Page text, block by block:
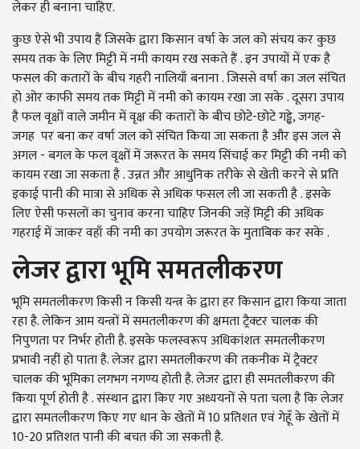
लेकर ही बनाना चाहिए.
कुछ ऐसे भी उपाय हैं जिसके द्वारा किसान वर्षा के जल को संचय कर कुछ
समय तक के लिए मिट्टी में नमी कायम रख सकते हैं . इन उपायों में एक है
फसल की कतारों के बीच गहरी नालियाँ बनाना . जिससे वर्षा का जल संचित
हो ओर काफी समय तक मिट्टी में नमी को कायम रखा जा सके . दूसरा उपाय
है फल वृक्षों वाले जमीन में वृक्ष की कतारों के बीच छोटे-छोटे गड्ढे,जगह-
जगह पर बना कर वर्षा जल को संचित किया जा सकता है और इस जल से
अगल - बगल के फल वृक्षों में जरूरत के समय सिंचाई कर मिट्टी की नमी को
कायम रखा जा सकता है . उन्नत और आधुनिक तरीके से खेती करने से प्रति
इकाई पानी की मात्रा से अधिक से अधिक फसल ली जा सकती है . इसके
लिए ऐसी फसलों का चुनाव करना चाहिए जिनकी जड़ें मिट्टी की अधिक
गहराई में जाकर वहाँ की नमी का उपयोग जरूरत के मुताबिक कर सके .
लेजर द्वारा भूमि समतलीकरण
भूमि समतलीकरण किसी न किसी यन्त्र के द्वारा हर किसान द्वारा किया जाता
रहा है. लेकिन आम यन्त्रों में समतलीकरण की क्षमता ट्रैक्टर चालक की
निपुणता पर निर्भर होती है. इसके फलस्वरूप अधिकांशतः समतलीकरण
प्रभावी नहीं हो पाता है. लेजर द्वारा समतलीकरण की तकनीक में ट्रैक्टर
चालक की भूमिका लगभग नगण्य होती है. लेजर द्वारा ही समतलीकरण की
किया पूर्ण होती है . संस्थान द्वारा किए गए अध्ययनों से पता चला है कि लेजर
द्वारा समतलीकरण किए गए धान के खेतों में 10 प्रतिशत एवं गेहूँ के खेतों में
10-20 प्रतिशत पानी की बचत की जा सकती है.